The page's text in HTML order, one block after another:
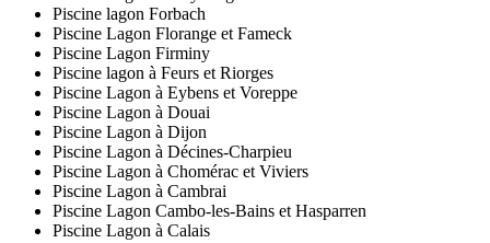
Piscine lagon Forbach
Piscine Lagon Florange et Fameck
Piscine Lagon Firminy
Piscine lagon à Feurs et Riorges
Piscine Lagon à Eybens et Voreppe
Piscine Lagon à Douai
Piscine Lagon à Dijon
Piscine Lagon à Décines-Charpieu
Piscine Lagon à Chomérac et Viviers
Piscine Lagon à Cambrai
Piscine Lagon Cambo-les-Bains et Hasparren
Piscine Lagon à Calais